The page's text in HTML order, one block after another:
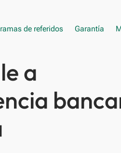
de referidos Garantía
a